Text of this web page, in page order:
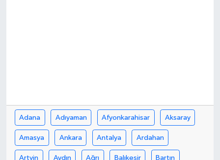
Adana Adıyaman Afyonkarahisar Aksaray
Amasya Ankara Antalya Ardahan
Artvin Aydın Ağrı Balıkesir Bartın